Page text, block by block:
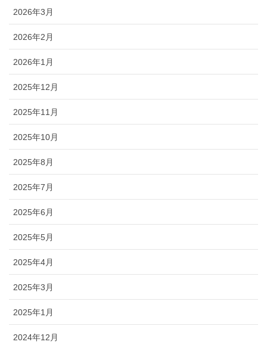
2026年3月
2026年2月
2026年1月
2025年12月
2025年11月
2025年10月
2025年8月
2025年7月
2025年6月
2025年5月
2025年4月
2025年3月
2025年1月
2024年12月